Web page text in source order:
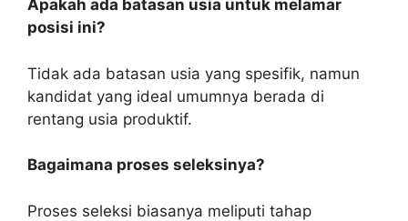
Apakah ada batasan usia untuk melamar
posisi ini?
Tidak ada batasan usia yang spesifik, namun
kandidat yang ideal umumnya berada di
rentang usia produktif.
Bagaimana proses seleksinya?
Proses seleksi biasanya meliputi tahap